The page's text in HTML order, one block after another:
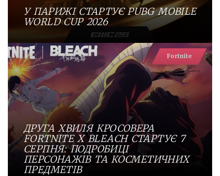
У ПАРИЖІ СТАРТУЄ PUBG MOBILE
WORLD CUP 2026
Fortnite
ДРУГА ХВИЛЯ КРОСОВЕРА
FORTNITE X BLEACH СТАРТУЄ 7
СЕРПНЯ: ПОДРОБИЦІ
ПЕРСОНАЖІВ ТА КОСМЕТИЧНИХ
ПРЕДМЕТІВ